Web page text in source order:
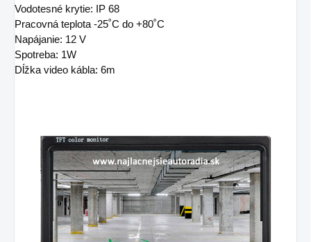
Vodotesné krytie: IP 68
Pracovná teplota -25˚C do +80˚C
Napájanie: 12 V
Spotreba: 1W
Dĺžka video kábla: 6m